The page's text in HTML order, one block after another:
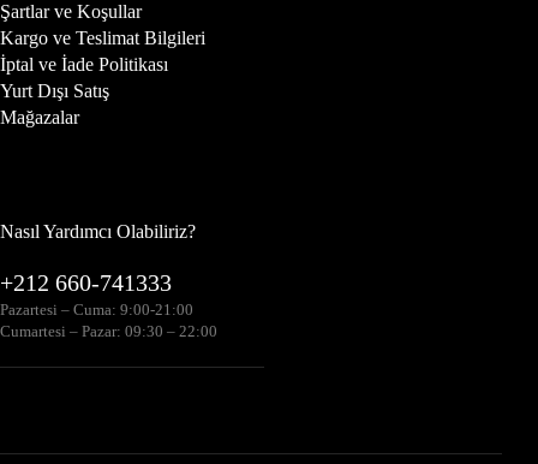
Şartlar ve Koşullar
Kargo ve Teslimat Bilgileri
İptal ve İade Politikası
Yurt Dışı Satış
Mağazalar
Nasıl Yardımcı Olabiliriz?
+212 660-741333
Pazartesi – Cuma: 9:00-21:00
Cumartesi – Pazar: 09:30 – 22:00